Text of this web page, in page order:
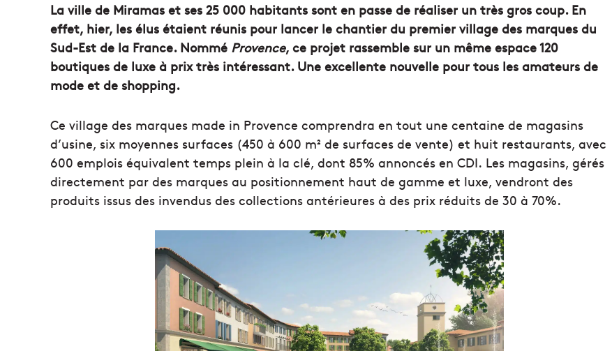
La ville de Miramas et ses 25 000 habitants sont en passe de réaliser un très gros coup. En
effet, hier, les élus étaient réunis pour lancer le chantier du premier village des marques du
Sud-Est de la France. Nommé Provence, ce projet rassemble sur un même espace 120
boutiques de luxe à prix très intéressant. Une excellente nouvelle pour tous les amateurs de
mode et de shopping.
Ce village des marques made in Provence comprendra en tout une centaine de magasins
d’usine, six moyennes surfaces (450 à 600 m² de surfaces de vente) et huit restaurants, avec
600 emplois équivalent temps plein à la clé, dont 85% annoncés en CDI. Les magasins, gérés
directement par des marques au positionnement haut de gamme et luxe, vendront des
produits issus des invendus des collections antérieures à des prix réduits de 30 à 70%.